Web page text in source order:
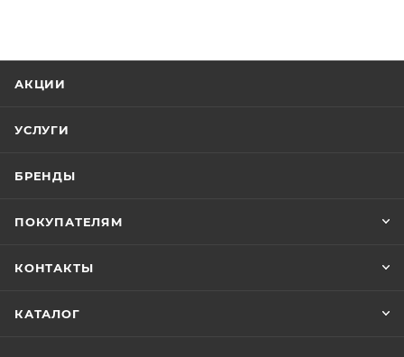
АКЦИИ
УСЛУГИ
БРЕНДЫ
ПОКУПАТЕЛЯМ
КОНТАКТЫ
КАТАЛОГ